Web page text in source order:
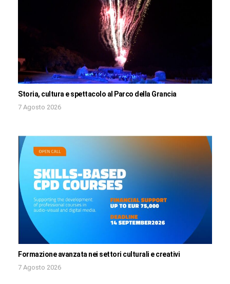
Storia, cultura e spettacolo al Parco della Grancia
7 Agosto 2026
Formazione avanzata nei settori culturali e creativi
7 Agosto 2026